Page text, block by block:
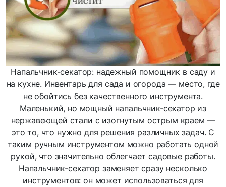
Напальчник-секатор: надежный помощник в саду и
на кухне. Инвентарь для сада и огорода — место, где
не обойтись без качественного инструмента.
Маленький, но мощный напальчник-секатор из
нержавеющей стали с изогнутым острым краем —
это то, что нужно для решения различных задач. С
таким ручным инструментом можно работать одной
рукой, что значительно облегчает садовые работы.
Напальчник-секатор заменяет сразу несколько
инструментов: он может использоваться для